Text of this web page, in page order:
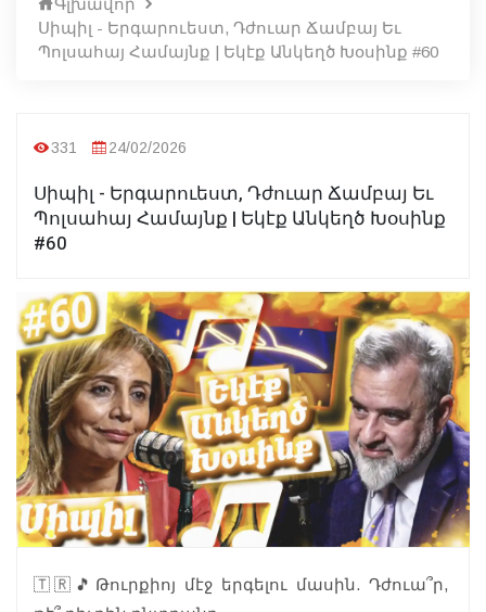
Սիպիլ - Երգարուեստ, Դժուար Ճամբայ Եւ
Պոլսահայ Համայնք | Եկէք Անկեղծ Խօսինք #60
331 24/02/2026
Սիպիլ - Երգարուեստ, Դժուար Ճամբայ Եւ
Պոլսահայ Համայնք | Եկէք Անկեղծ Խօսինք
#60
🇹🇷🎵Թուրքիոյ մէջ երգելու մասին. Դժուա՞ր,